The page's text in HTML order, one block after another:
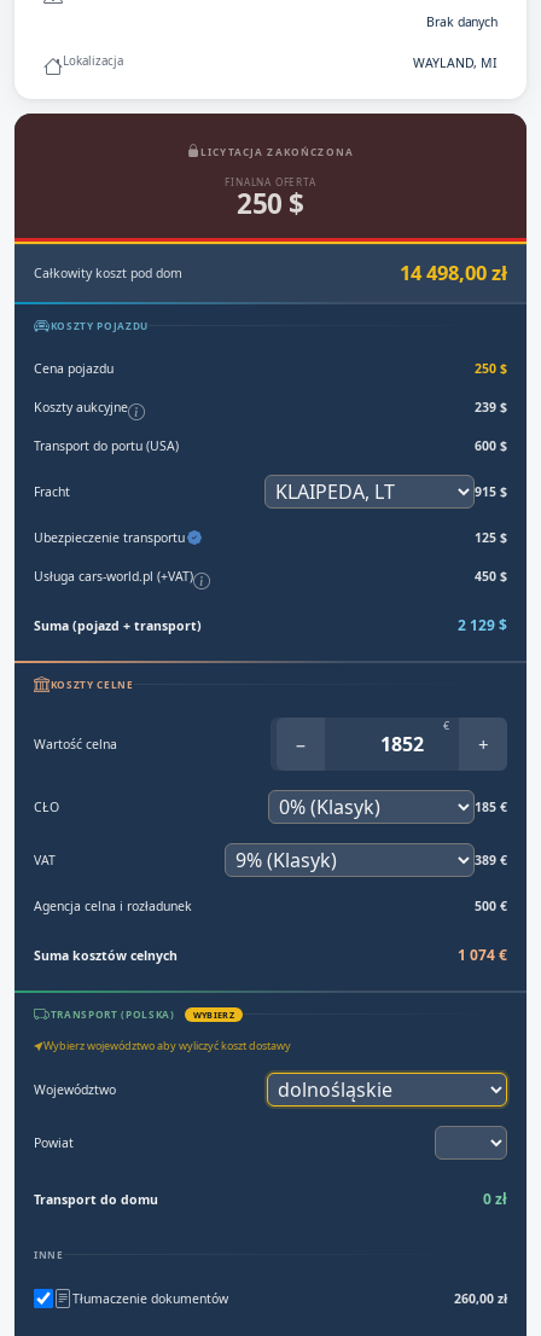
Brak danych
Lokalizacja WAYLAND, MI
LICYTACJA ZAKOŃCZONA
FINALNA OFERTA
250 $
Całkowity koszt pod dom 14 498,00 zł
KOSZTY POJAZDU
Cena pojazdu 250 $
Koszty aukcyjne 239 $
Transport do portu (USA) 600 $
Fracht 915 $
Ubezpieczenie transportu 125 $
Usługa cars-world.pl (+VAT) 450 $
Suma (pojazd + transport) 2 129 $
KOSZTY CELNE
Wartość celna −
€
+
CŁO 185 €
VAT 389 €
Agencja celna i rozładunek 500 €
Suma kosztów celnych 1 074 €
TRANSPORT (POLSKA) WYBIERZ
Wybierz województwo aby wyliczyć koszt dostawy
Województwo
Powiat
Transport do domu 0 zł
INNE
Tłumaczenie dokumentów 260,00 zł